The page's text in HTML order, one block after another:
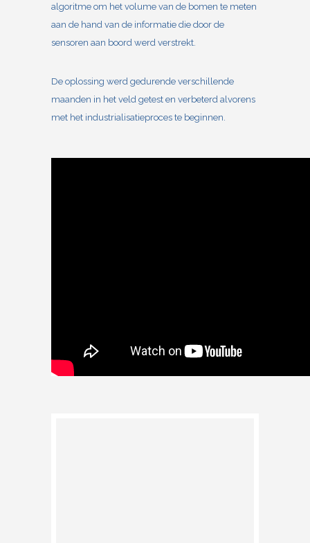
algoritme om het volume van de bomen te meten
aan de hand van de informatie die door de
sensoren aan boord werd verstrekt.
De oplossing werd gedurende verschillende
maanden in het veld getest en verbeterd alvorens
met het industrialisatieproces te beginnen.